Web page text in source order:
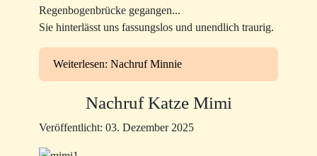
Regenbogenbrücke gegangen...
Sie hinterlässt uns fassungslos und unendlich traurig.
Weiterlesen: Nachruf Minnie
Nachruf Katze Mimi
Veröffentlicht: 03. Dezember 2025